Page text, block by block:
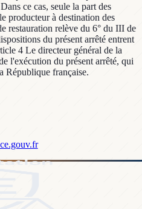
ce cas, seule la part des
producteur à destination des
restauration relève du 6° du III de
du présent arrêté entrent
4 Le directeur général de la
l'exécution du présent arrêté, qui
République française.